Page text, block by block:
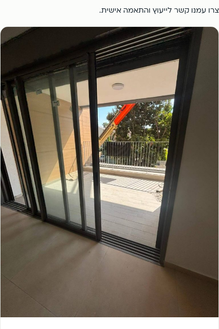
רמת השרון ארסוף
כפר סבא
כפר שמריהו
בני ברק חולון
אור יהודה קריית אונו
פתח תקווה הרצליה
רמת השרון ארסוף
כפר שמריהו
צרו עמנו קשר לייעוץ והתאמה אישית.